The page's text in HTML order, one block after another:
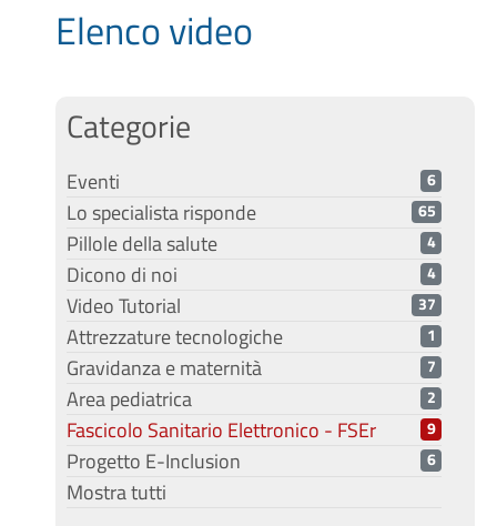
Elenco video
Categorie
Eventi 6
Lo specialista risponde 65
Pillole della salute 4
Dicono di noi 4
Video Tutorial 37
Attrezzature tecnologiche 1
Gravidanza e maternità 7
Area pediatrica 2
Fascicolo Sanitario Elettronico - FSEr 9
Progetto E-Inclusion 6
Mostra tutti